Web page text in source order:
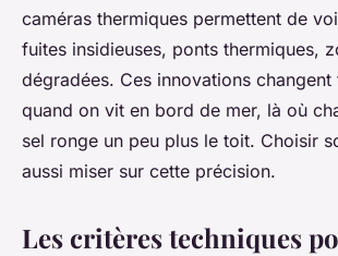
caméras thermiques permettent de
fuites insidieuses, ponts thermiques,
dégradées. Ces innovations
quand on vit en bord de mer, là où
sel ronge un peu plus le toit. Choisir
aussi miser sur cette précision.
Les critères techniques